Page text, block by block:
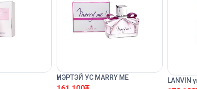
ҮНЭРТЭЙ УС MARRY ME LANVIN